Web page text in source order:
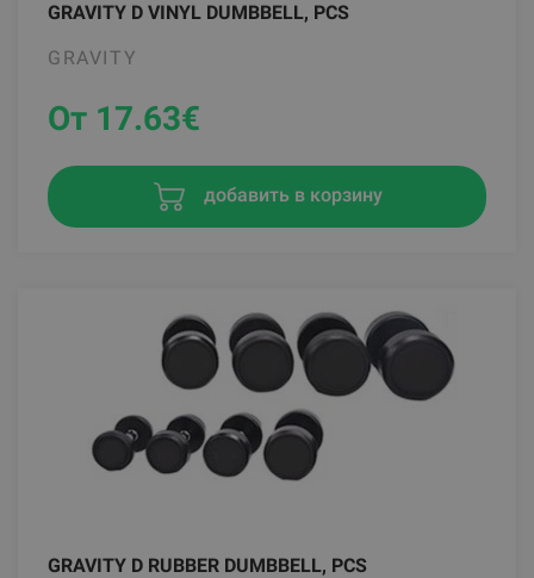
GRAVITY D VINYL DUMBBELL, PCS
GRAVITY
От 17.63€
добавить в корзину
GRAVITY D RUBBER DUMBBELL, PCS